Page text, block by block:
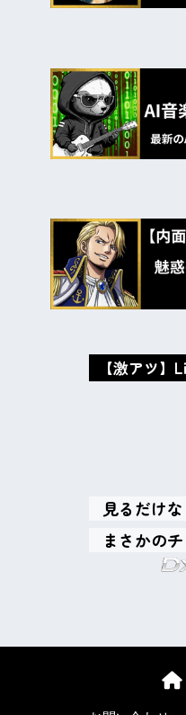
【激アツ】
見るだけ
まさかの